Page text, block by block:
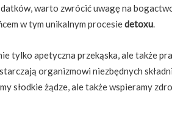
warto zwrócić uwagę na
w tym unikalnym procesiedetoxu.
tylko apetyczna przekąska, ale także
organizmowi niezbędnych
słodkie żądze, ale także wspieramy